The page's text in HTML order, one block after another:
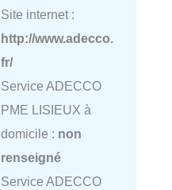
Site internet :
http://www.adecco.
fr/
Service ADECCO
PME LISIEUX à
domicile : non
renseigné
Service ADECCO